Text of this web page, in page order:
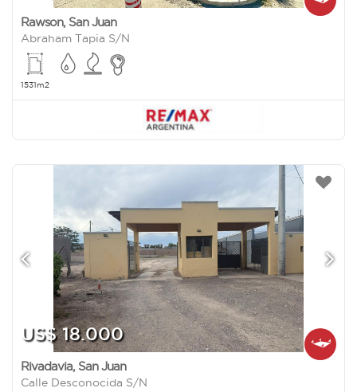
Rawson, San Juan
Abraham Tapia S/N
1531m2
US$ 18.000
Rivadavia, San Juan
Calle Desconocida S/N